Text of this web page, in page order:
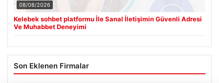
08/08/2026
Kelebek sohbet platformu İle Sanal İletişimin Güvenli Adresi
Ve Muhabbet Deneyimi
Son Eklenen Firmalar